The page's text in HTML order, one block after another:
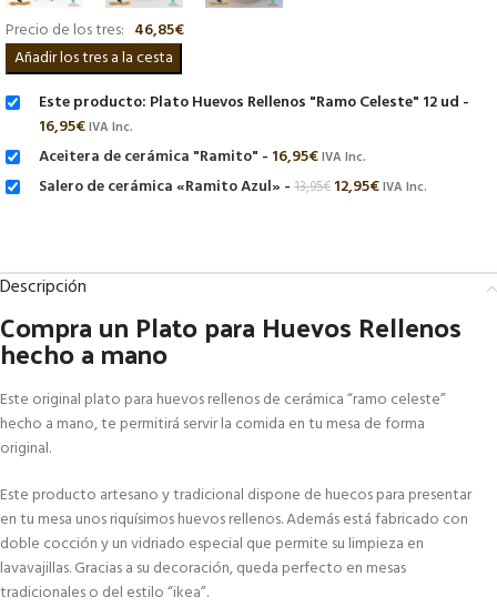
Precio de los tres: 46,85€
Este producto: Plato Huevos Rellenos "Ramo Celeste" 12 ud -
16,95€IVA Inc.
Aceitera de cerámica "Ramito" - 16,95€IVA Inc.
Salero de cerámica «Ramito Azul» - 13,95€ 12,95€IVA Inc.
Descripción
Compra un Plato para Huevos Rellenos
hecho a mano
Este original plato para huevos rellenos de cerámica “ramo celeste”
hecho a mano, te permitirá servir la comida en tu mesa de forma
original.
Este producto artesano y tradicional dispone de huecos para presentar
en tu mesa unos riquísimos huevos rellenos. Además está fabricado con
doble cocción y un vidriado especial que permite su limpieza en
lavavajillas. Gracias a su decoración, queda perfecto en mesas
tradicionales o del estilo “ikea”.